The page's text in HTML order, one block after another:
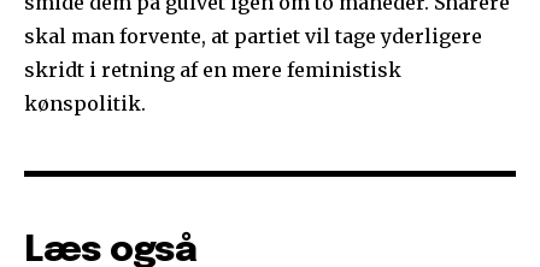
skal man forvente, at partiet vil tage yderligere
skridt i retning af en mere feministisk
kønspolitik.
Læs også